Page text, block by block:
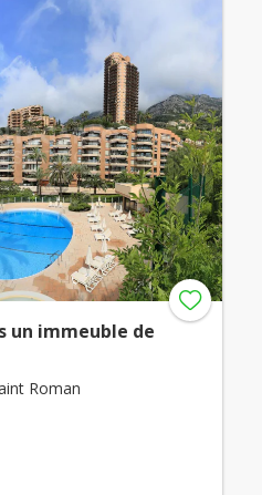
un immeuble de
Roman